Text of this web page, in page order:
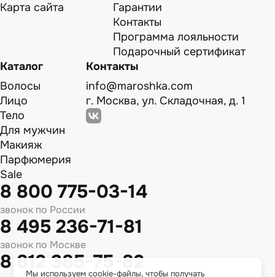
Карта сайта
Гарантии
Контакты
Программа лояльности
Подарочный сертификат
Каталог
Волосы
Лицо
Тело
Для мужчин
Макияж
Парфюмерия
Sale
Контакты
info@maroshka.com
г. Москва, ул. Складочная, д. 1
8 800 775-03-14
звонок по России
8 495 236-71-81
звонок по Москве
8 812 385-75-82
Мы используем cookie-файлы, чтобы получать